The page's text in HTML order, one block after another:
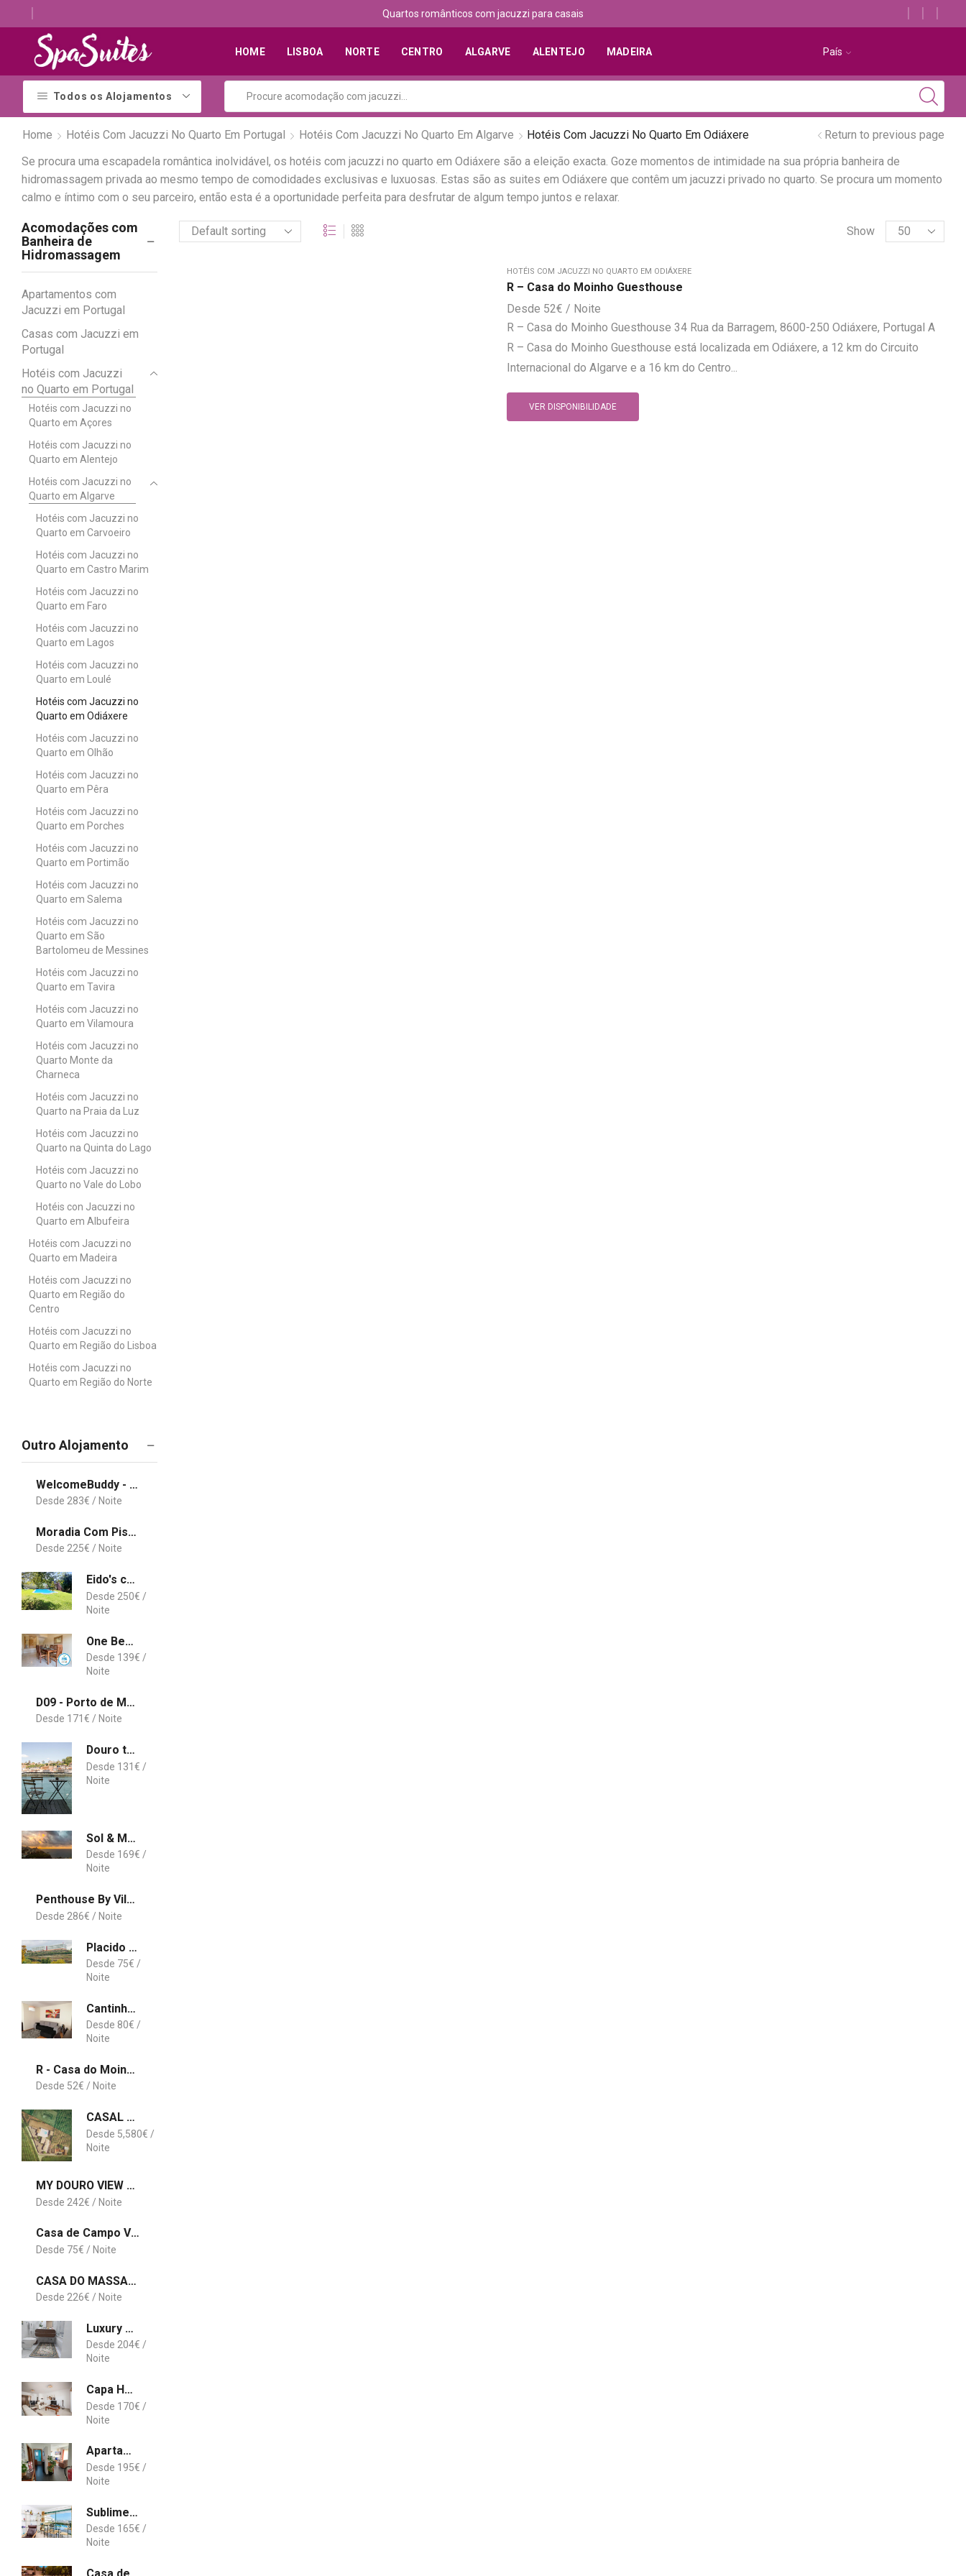
Quartos românticos com jacuzzi para casais
HOME LISBOA NORTE CENTRO ALGARVE ALENTEJO MADEIRA País
Todos os Alojamentos
Home Hotéis Com Jacuzzi No Quarto Em Portugal Hotéis Com Jacuzzi No Quarto Em Algarve Hotéis Com Jacuzzi No Quarto Em Odiáxere
Return to previous page
Se procura uma escapadela romântica inolvidável, os hotéis com jacuzzi no quarto em Odiáxere são a eleição exacta. Goze momentos de intimidade na sua própria banheira de
hidromassagem privada ao mesmo tempo de comodidades exclusivas e luxuosas. Estas são as suites em Odiáxere que contêm um jacuzzi privado no quarto. Se procura um momento
calmo e íntimo com o seu parceiro, então esta é a oportunidade perfeita para desfrutar de algum tempo juntos e relaxar.
Show
HOTÉIS COM JACUZZI NO QUARTO EM ODIÁXERE
R – Casa do Moinho Guesthouse
52€
R – Casa do Moinho Guesthouse 34 Rua da Barragem, 8600-250 Odiáxere, Portugal A
R – Casa do Moinho Guesthouse está localizada em Odiáxere, a 12 km do Circuito
Internacional do Algarve e a 16 km do Centro...
VER DISPONIBILIDADE
Acomodações com
Banheira de
Hidromassagem
Apartamentos com
Jacuzzi em Portugal
Casas com Jacuzzi em
Portugal
Hotéis com Jacuzzi
no Quarto em Portugal
Hotéis com Jacuzzi no
Quarto em Açores
Hotéis com Jacuzzi no
Quarto em Alentejo
Hotéis com Jacuzzi no
Quarto em Algarve
Hotéis com Jacuzzi no
Quarto em Carvoeiro
Hotéis com Jacuzzi no
Quarto em Castro Marim
Hotéis com Jacuzzi no
Quarto em Faro
Hotéis com Jacuzzi no
Quarto em Lagos
Hotéis com Jacuzzi no
Quarto em Loulé
Hotéis com Jacuzzi no
Quarto em Odiáxere
Hotéis com Jacuzzi no
Quarto em Olhão
Hotéis com Jacuzzi no
Quarto em Pêra
Hotéis com Jacuzzi no
Quarto em Porches
Hotéis com Jacuzzi no
Quarto em Portimão
Hotéis com Jacuzzi no
Quarto em Salema
Hotéis com Jacuzzi no
Quarto em São
Bartolomeu de Messines
Hotéis com Jacuzzi no
Quarto em Tavira
Hotéis com Jacuzzi no
Quarto em Vilamoura
Hotéis com Jacuzzi no
Quarto Monte da
Charneca
Hotéis com Jacuzzi no
Quarto na Praia da Luz
Hotéis com Jacuzzi no
Quarto na Quinta do Lago
Hotéis com Jacuzzi no
Quarto no Vale do Lobo
Hotéis con Jacuzzi no
Quarto em Albufeira
Hotéis com Jacuzzi no
Quarto em Madeira
Hotéis com Jacuzzi no
Quarto em Região do
Centro
Hotéis com Jacuzzi no
Quarto em Região do Lisboa
Hotéis com Jacuzzi no
Quarto em Região do Norte
Outro Alojamento
WelcomeBuddy - São Brás Luxury Home - Private Jacuzzi & Garden
283€
Moradia Com Piscina T4
225€
Eido's cottage house
250€
One Bedroom Townhouse Balaia Residence
139€
D09 - Porto de Mós Luxury Villa
171 €
Douro triplex - Destilaria Residence by Porto City Hosts
131€
Sol & Mar Camara de Lobos
169€
Penthouse By Vilamoura Sun
286€
Placido Hotel Douro - Tabuaco
75€
Cantinho da Ana
80€
R - Casa do Moinho Guesthouse
52€
CASAL DAS FAIAS
5,580€
MY DOURO VIEW Luxury Apartment River Front
242€
Casa de Campo Vale De Ferreiros
75€
CASA DO MASSAPEZ, HOUSE B - LUXURY, PRIVATE POOL
226€
Luxury 3 Bedroom Penthouse With Private Garage
204€
Capa House
170€
Apartamento BaySide - São Martinho do Porto
195€
Sublime Vilamoura Aquamar 106 by JG Apartments
165€